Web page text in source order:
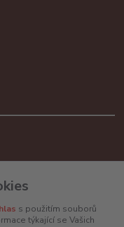
s použitím souborů
týkající se Vašich